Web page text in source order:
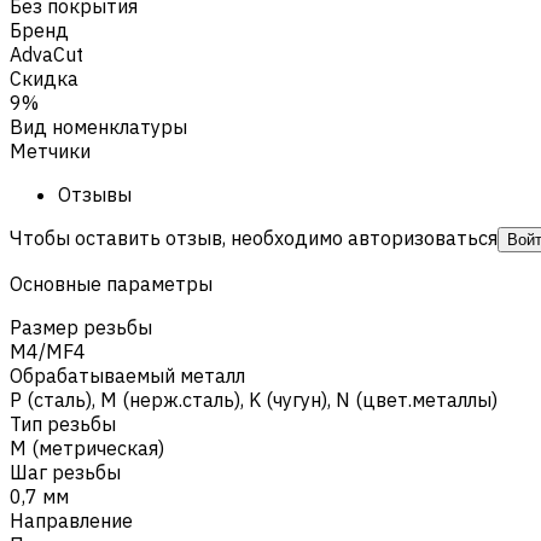
Без покрытия
Бренд
AdvaCut
Скидка
9%
Вид номенклатуры
Метчики
Отзывы
Чтобы оставить отзыв, необходимо авторизоваться
Основные параметры
Размер резьбы
M4/MF4
Обрабатываемый металл
Р (сталь), M (нерж.сталь), K (чугун), N (цвет.металлы)
Тип резьбы
M (метрическая)
Шаг резьбы
0,7 мм
Направление